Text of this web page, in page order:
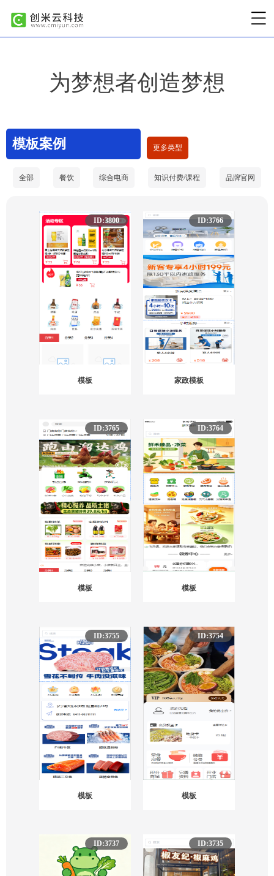
为梦想者创造梦想
模板案例 更多类型
全部 餐饮 综合电商 知识付费/课程 品牌官网
家电办公 鲜花植物 酒店/KTV 珠宝饰品
机械设备 教育培训 母婴专区 茶叶酒类 生活服务
食品饮料 灯光照明 装修/建材 五金 家居家纺
手机数码 数码配件
天猫 其他
ID:3800
模板
ID:3766
家政模板
ID:3765
模板
ID:3764
模板
ID:3755
模板
ID:3754
模板
ID:3737 ID:3735